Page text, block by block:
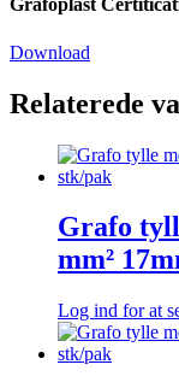
Grafoplast
Download
Relaterede
Grafo
mm²
Log ind for at